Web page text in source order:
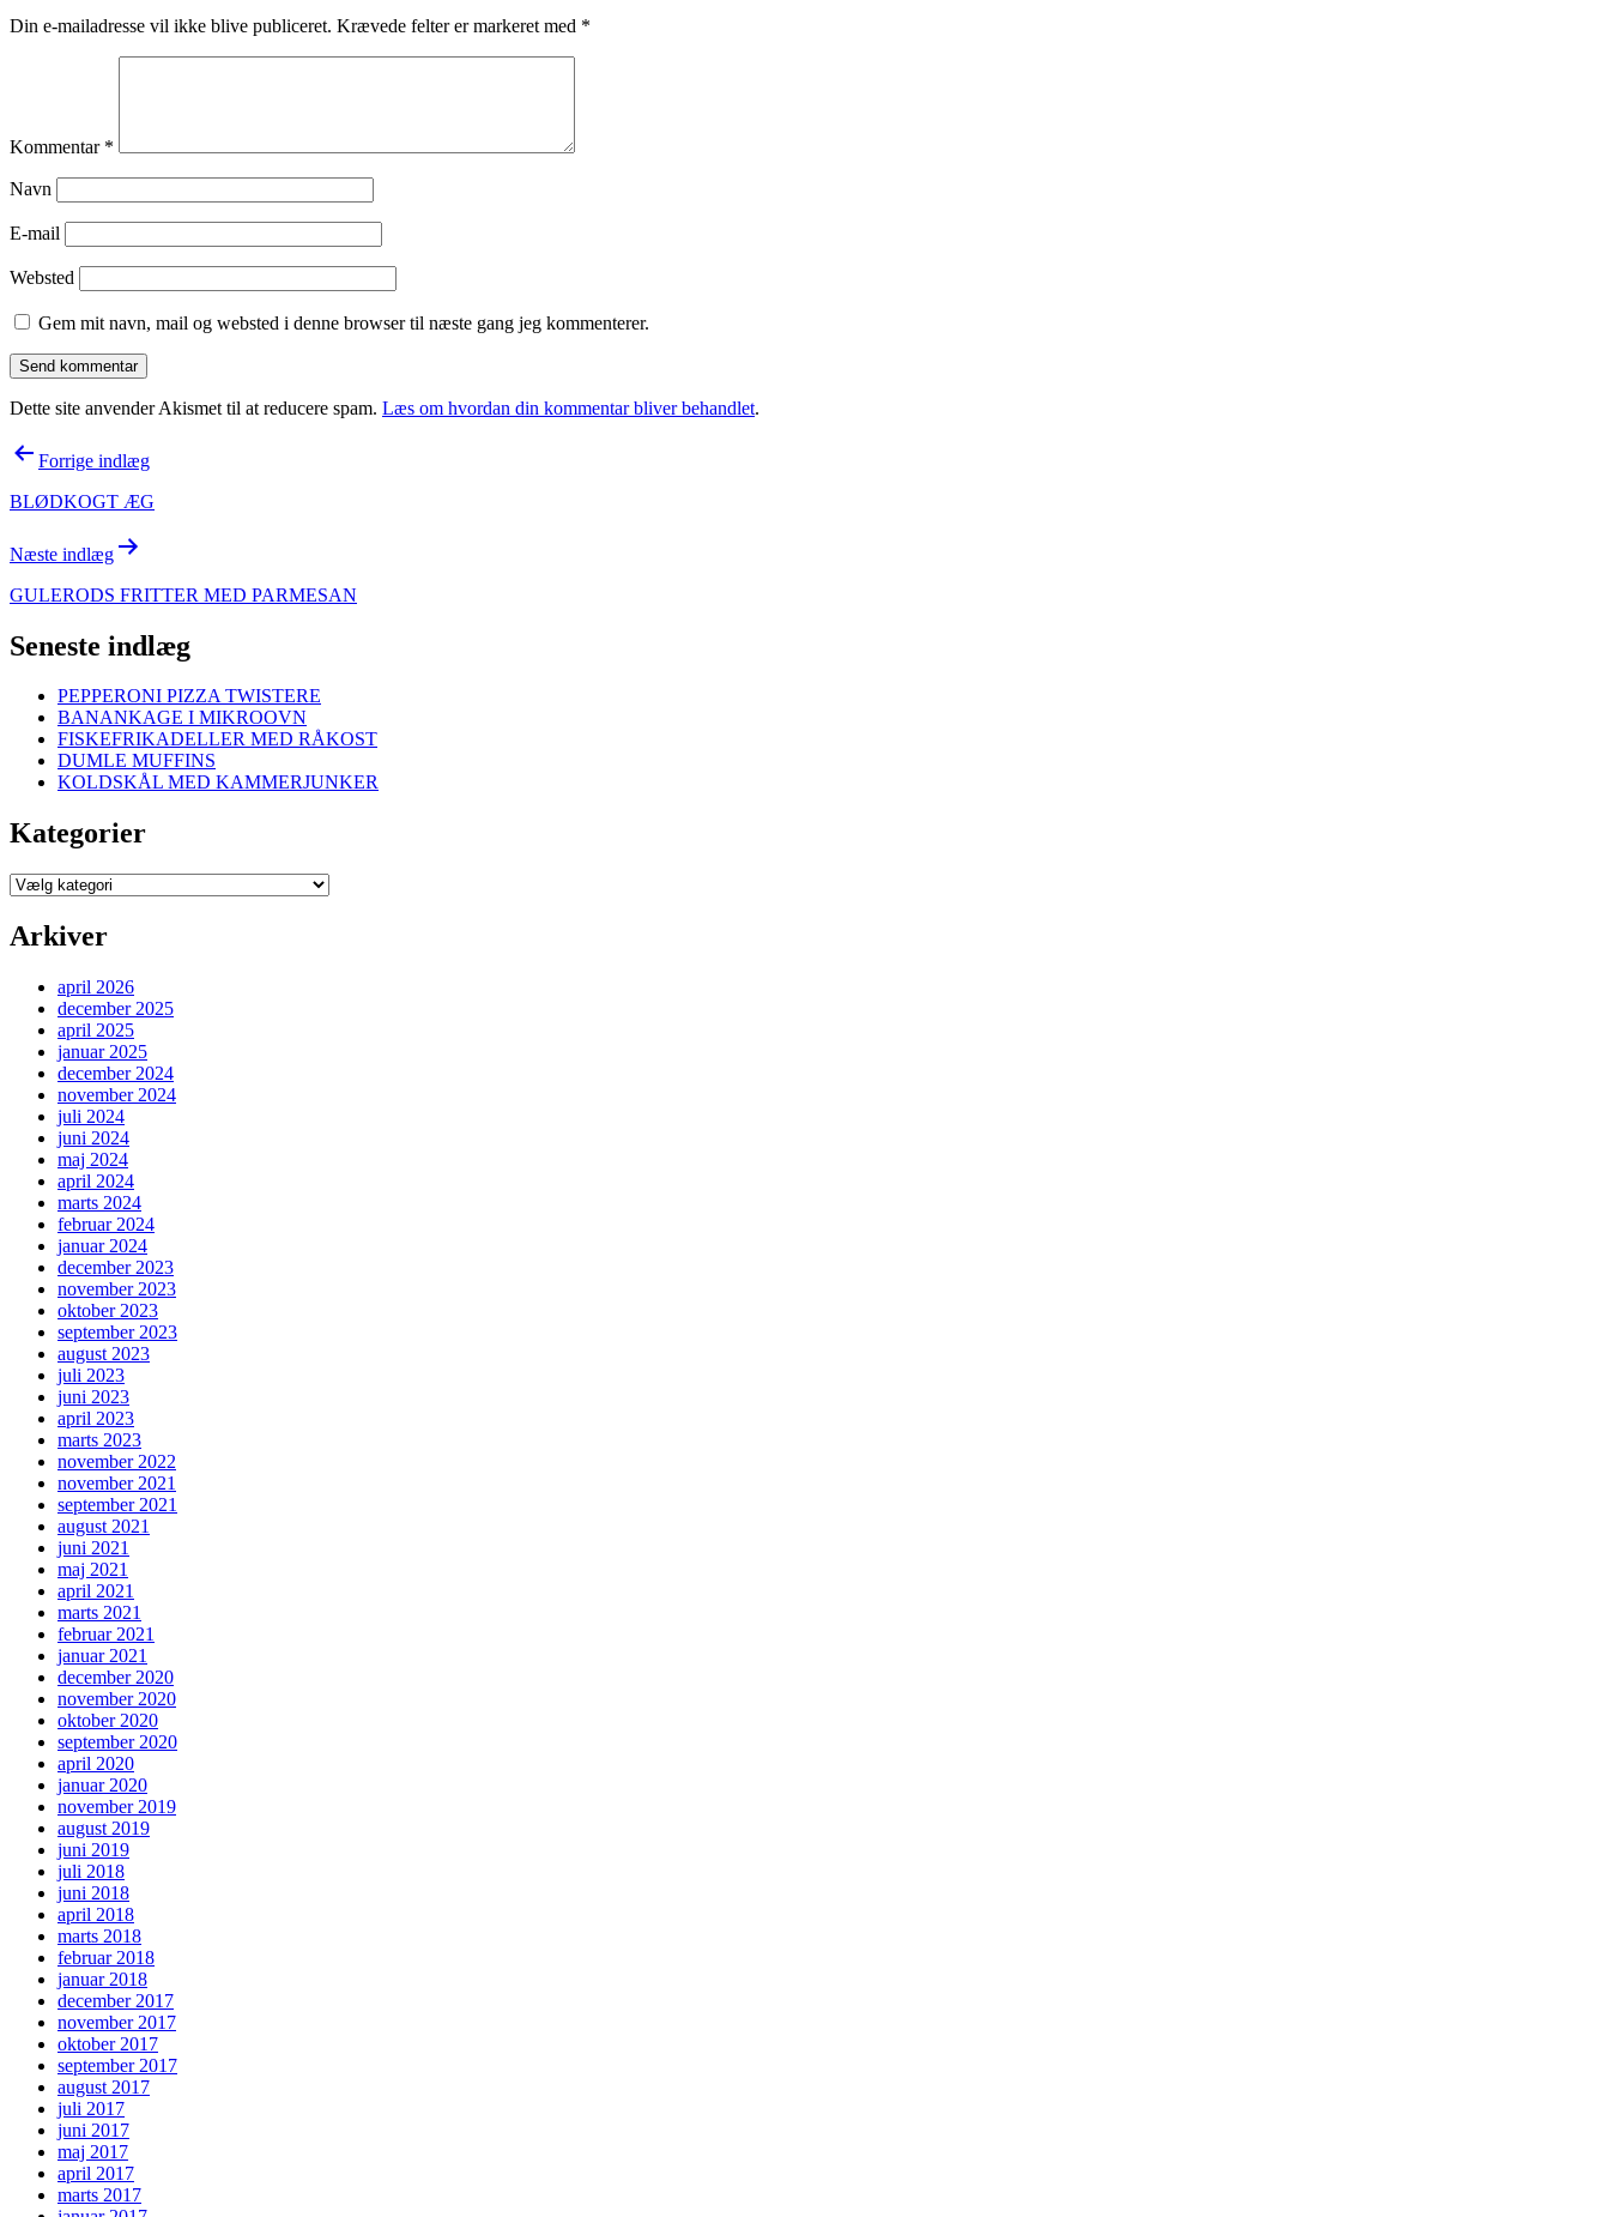
Din e-mailadresse vil ikke blive publiceret. Krævede felter er markeret med *
Kommentar *
Navn
E-mail
Websted
Gem mit navn, mail og websted i denne browser til næste gang jeg kommenterer.
Dette site anvender Akismet til at reducere spam. Læs om hvordan din kommentar bliver behandlet.
Indlægsnavigation
Forrige indlæg
BLØDKOGT ÆG
Næste indlæg
GULERODS FRITTER MED PARMESAN
Seneste indlæg
PEPPERONI PIZZA TWISTERE
BANANKAGE I MIKROOVN
FISKEFRIKADELLER MED RÅKOST
DUMLE MUFFINS
KOLDSKÅL MED KAMMERJUNKER
Kategorier
Kategorier
Arkiver
april 2026
december 2025
april 2025
januar 2025
december 2024
november 2024
juli 2024
juni 2024
maj 2024
april 2024
marts 2024
februar 2024
januar 2024
december 2023
november 2023
oktober 2023
september 2023
august 2023
juli 2023
juni 2023
april 2023
marts 2023
november 2022
november 2021
september 2021
august 2021
juni 2021
maj 2021
april 2021
marts 2021
februar 2021
januar 2021
december 2020
november 2020
oktober 2020
september 2020
april 2020
januar 2020
november 2019
august 2019
juni 2019
juli 2018
juni 2018
april 2018
marts 2018
februar 2018
januar 2018
december 2017
november 2017
oktober 2017
september 2017
august 2017
juli 2017
juni 2017
maj 2017
april 2017
marts 2017